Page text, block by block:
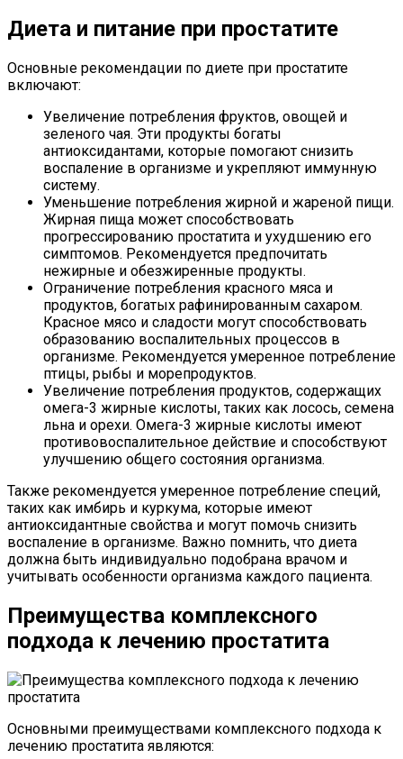
Диета и питание при простатите
Основные рекомендации по диете при простатите
включают:
Увеличение потребления фруктов, овощей и
зеленого чая. Эти продукты богаты
антиоксидантами, которые помогают снизить
воспаление в организме и укрепляют иммунную
систему.
Уменьшение потребления жирной и жареной пищи.
Жирная пища может способствовать
прогрессированию простатита и ухудшению его
симптомов. Рекомендуется предпочитать
нежирные и обезжиренные продукты.
Ограничение потребления красного мяса и
продуктов, богатых рафинированным сахаром.
Красное мясо и сладости могут способствовать
образованию воспалительных процессов в
организме. Рекомендуется умеренное потребление
птицы, рыбы и морепродуктов.
Увеличение потребления продуктов, содержащих
омега-3 жирные кислоты, таких как лосось, семена
льна и орехи. Омега-3 жирные кислоты имеют
противовоспалительное действие и способствуют
улучшению общего состояния организма.
Также рекомендуется умеренное потребление специй,
таких как имбирь и куркума, которые имеют
антиоксидантные свойства и могут помочь снизить
воспаление в организме. Важно помнить, что диета
должна быть индивидуально подобрана врачом и
учитывать особенности организма каждого пациента.
Преимущества комплексного
подхода к лечению простатита
Основными преимуществами комплексного подхода к
лечению простатита являются: